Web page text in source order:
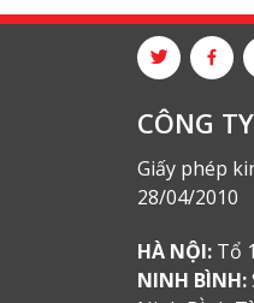
Đông tổ
toàn cầu
CÔNG
Giấy phép
28/04/2010
HÀ NỘI: Tổ
NINH BÌNH: